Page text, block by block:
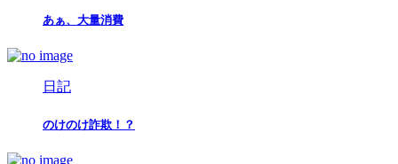
あぁ、大量消費
日記
のけのけ詐欺！？